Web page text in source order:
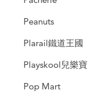
Peanuts
Plarail鐵道王國
Playskool兒樂寶
Pop Mart